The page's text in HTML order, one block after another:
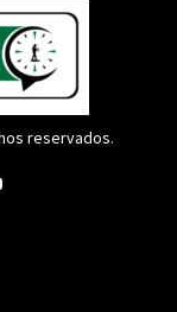
reservados.